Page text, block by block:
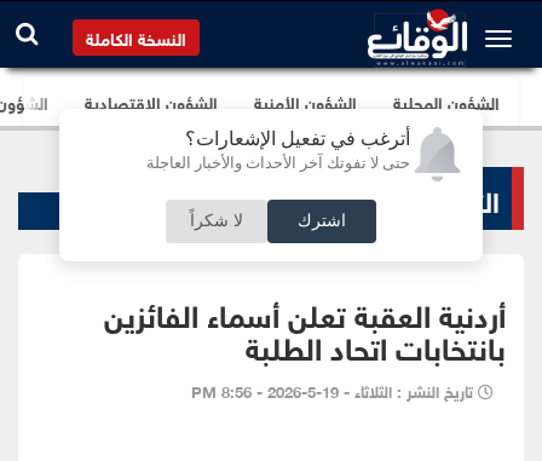
أترغب في تفعيل الإشعارات؟
حتى لا تفوتك آخر الأحداث والأخبار العاجلة
اشترك لا شكراً
النسخة الكاملة
الشؤون المحلية الشؤون الأمنية الشؤون الإقتصادية
التعليم والجامعات
أردنية العقبة تعلن أسماء الفائزين
بانتخابات اتحاد الطلبة
تاريخ النشر : الثلاثاء - 19-5-2026 - 8:56 PM